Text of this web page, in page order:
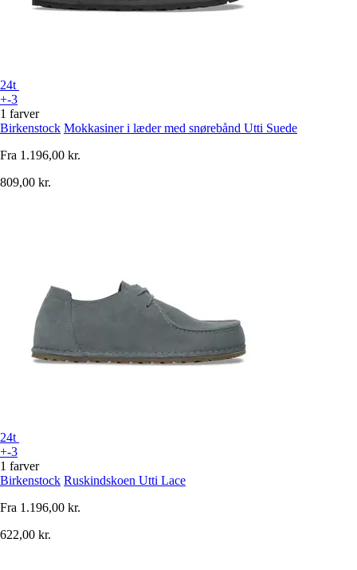
24t
+-3
1 farver
Birkenstock Mokkasiner i læder med snørebånd Utti Suede
Fra 1.196,00 kr.
809,00 kr.
24t
+-3
1 farver
Birkenstock Ruskindskoen Utti Lace
Fra 1.196,00 kr.
622,00 kr.